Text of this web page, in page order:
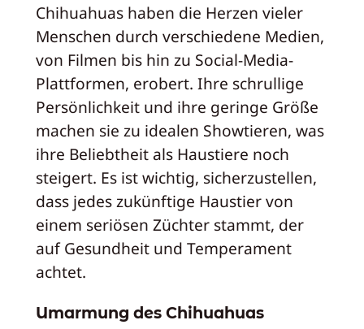
Chihuahuas haben die Herzen vieler
Menschen durch verschiedene Medien,
von Filmen bis hin zu Social-Media-
Plattformen, erobert. Ihre schrullige
Persönlichkeit und ihre geringe Größe
machen sie zu idealen Showtieren, was
ihre Beliebtheit als Haustiere noch
steigert. Es ist wichtig, sicherzustellen,
dass jedes zukünftige Haustier von
einem seriösen Züchter stammt, der
auf Gesundheit und Temperament
achtet.
Umarmung des Chihuahuas